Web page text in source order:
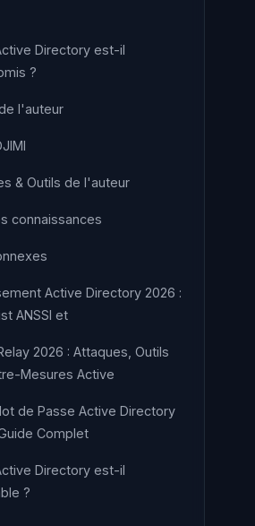
Directory est-il
?
l'auteur
& Outils de l'auteur
connaissances
Active Directory 2026 :
ANSSI et
2026 : Attaques, Outils
Mesures Active
de Passe Active Directory
Complet
Directory est-il
?